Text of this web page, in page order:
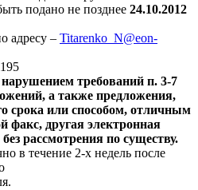
подано не позднее 24.10.2012
адресу – Titarenko N@eon-
требований п. 3-7
а также предложения,
срока или способом, отличным
факс, другая электронная
рассмотрения по существу.
в течение 2-х недель после